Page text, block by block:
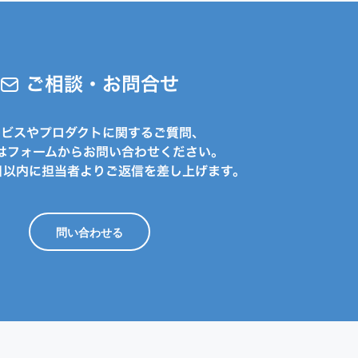
ご相談・お問合せ
スやプロダクトに関するご質問、
フォームからお問い合わせください。
内に担当者よりご返信を差し上げます。
問い合わせる